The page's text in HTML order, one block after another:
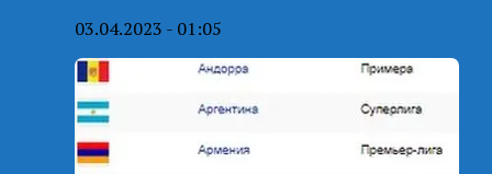
03.04.2023 - 01:05